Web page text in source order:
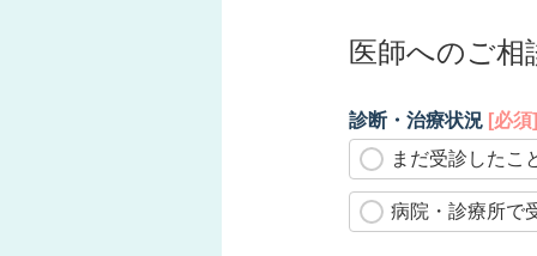
医師へのご
診断・治療状況 [必須]
まだ受診したこ
病院・診療所で